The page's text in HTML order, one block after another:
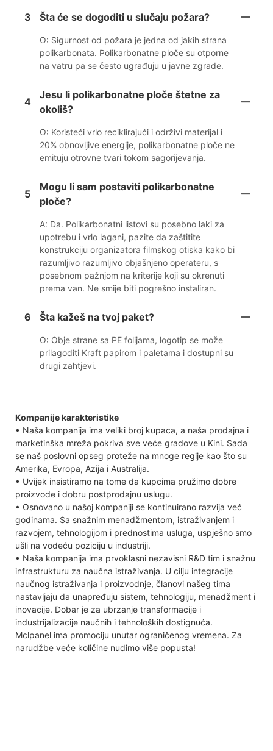
3 Šta će se dogoditi u slučaju požara?
O: Sigurnost od požara je jedna od jakih strana
polikarbonata. Polikarbonatne ploče su otporne
na vatru pa se često ugrađuju u javne zgrade.
4
Jesu li polikarbonatne ploče štetne za
okoliš?
O: Koristeći vrlo reciklirajući i održivi materijal i
20% obnovljive energije, polikarbonatne ploče ne
emituju otrovne tvari tokom sagorijevanja.
5
Mogu li sam postaviti polikarbonatne
ploče?
A: Da. Polikarbonatni listovi su posebno laki za
upotrebu i vrlo lagani, pazite da zaštitite
konstrukciju organizatora filmskog otiska kako bi
razumljivo razumljivo objašnjeno operateru, s
posebnom pažnjom na kriterije koji su okrenuti
prema van. Ne smije biti pogrešno instaliran.
6 Šta kažeš na tvoj paket?
O: Obje strane sa PE folijama, logotip se može
prilagoditi Kraft papirom i paletama i dostupni su
drugi zahtjevi.
Kompanije karakteristike
• Naša kompanija ima veliki broj kupaca, a naša prodajna i
marketinška mreža pokriva sve veće gradove u Kini. Sada
se naš poslovni opseg proteže na mnoge regije kao što su
Amerika, Evropa, Azija i Australija.
• Uvijek insistiramo na tome da kupcima pružimo dobre
proizvode i dobru postprodajnu uslugu.
• Osnovano u našoj kompaniji se kontinuirano razvija već
godinama. Sa snažnim menadžmentom, istraživanjem i
razvojem, tehnologijom i prednostima usluga, uspješno smo
ušli na vodeću poziciju u industriji.
• Naša kompanija ima prvoklasni nezavisni R&D tim i snažnu
infrastrukturu za naučna istraživanja. U cilju integracije
naučnog istraživanja i proizvodnje, članovi našeg tima
nastavljaju da unapređuju sistem, tehnologiju, menadžment i
inovacije. Dobar je za ubrzanje transformacije i
industrijalizacije naučnih i tehnoloških dostignuća.
Mclpanel ima promociju unutar ograničenog vremena. Za
narudžbe veće količine nudimo više popusta!